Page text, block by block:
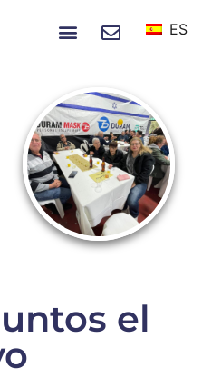
ES
el